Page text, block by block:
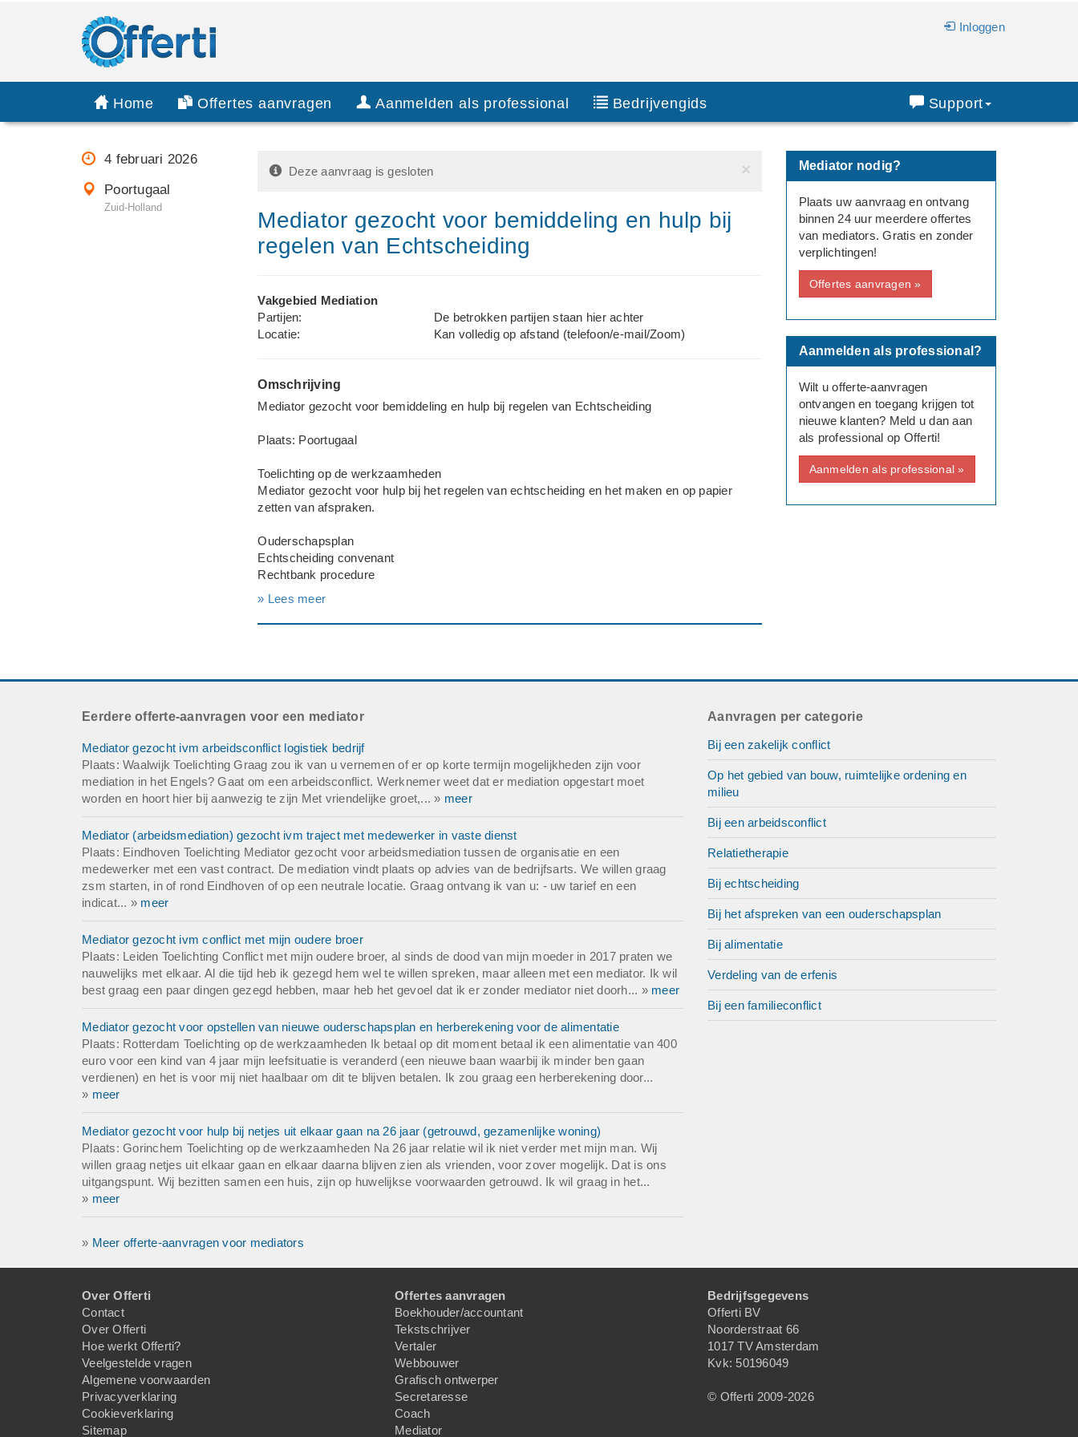
Inloggen
Home Offertes aanvragen Aanmelden als professional Bedrijvengids Support
4 februari 2026
Poortugaal
Zuid-Holland
×
Deze aanvraag is gesloten
Mediator gezocht voor bemiddeling en hulp bij
regelen van Echtscheiding
Vakgebied Mediation
Partijen:
De betrokken partijen staan hier achter
Locatie:
Kan volledig op afstand (telefoon/e-mail/Zoom)
Omschrijving
Mediator gezocht voor bemiddeling en hulp bij regelen van Echtscheiding
Plaats: Poortugaal
Toelichting op de werkzaamheden
Mediator gezocht voor hulp bij het regelen van echtscheiding en het maken en op papier
zetten van afspraken.
Ouderschapsplan
Echtscheiding convenant
Rechtbank procedure
---
» Lees meer
Mediator nodig?
Plaats uw aanvraag en ontvang
binnen 24 uur meerdere offertes
van mediators. Gratis en zonder
verplichtingen!
Offertes aanvragen »
Aanmelden als professional?
Wilt u offerte-aanvragen
ontvangen en toegang krijgen tot
nieuwe klanten? Meld u dan aan
als professional op Offerti!
Aanmelden als professional »
Eerdere offerte-aanvragen voor een mediator
Mediator gezocht ivm arbeidsconflict logistiek bedrijf
Plaats: Waalwijk Toelichting Graag zou ik van u vernemen of er op korte termijn mogelijkheden zijn voor
mediation in het Engels? Gaat om een arbeidsconflict. Werknemer weet dat er mediation opgestart moet
worden en hoort hier bij aanwezig te zijn Met vriendelijke groet,... » meer
Mediator (arbeidsmediation) gezocht ivm traject met medewerker in vaste dienst
Plaats: Eindhoven Toelichting Mediator gezocht voor arbeidsmediation tussen de organisatie en een
medewerker met een vast contract. De mediation vindt plaats op advies van de bedrijfsarts. We willen graag
zsm starten, in of rond Eindhoven of op een neutrale locatie. Graag ontvang ik van u: - uw tarief en een
indicat... » meer
Mediator gezocht ivm conflict met mijn oudere broer
Plaats: Leiden Toelichting Conflict met mijn oudere broer, al sinds de dood van mijn moeder in 2017 praten we
nauwelijks met elkaar. Al die tijd heb ik gezegd hem wel te willen spreken, maar alleen met een mediator. Ik wil
best graag een paar dingen gezegd hebben, maar heb het gevoel dat ik er zonder mediator niet doorh... » meer
Mediator gezocht voor opstellen van nieuwe ouderschapsplan en herberekening voor de alimentatie
Plaats: Rotterdam Toelichting op de werkzaamheden Ik betaal op dit moment betaal ik een alimentatie van 400
euro voor een kind van 4 jaar mijn leefsituatie is veranderd (een nieuwe baan waarbij ik minder ben gaan
verdienen) en het is voor mij niet haalbaar om dit te blijven betalen. Ik zou graag een herberekening door...
» meer
Mediator gezocht voor hulp bij netjes uit elkaar gaan na 26 jaar (getrouwd, gezamenlijke woning)
Plaats: Gorinchem Toelichting op de werkzaamheden Na 26 jaar relatie wil ik niet verder met mijn man. Wij
willen graag netjes uit elkaar gaan en elkaar daarna blijven zien als vrienden, voor zover mogelijk. Dat is ons
uitgangspunt. Wij bezitten samen een huis, zijn op huwelijkse voorwaarden getrouwd. Ik wil graag in het...
» meer
» Meer offerte-aanvragen voor mediators
Aanvragen per categorie
Bij een zakelijk conflict
Op het gebied van bouw, ruimtelijke ordening en
milieu
Bij een arbeidsconflict
Relatietherapie
Bij echtscheiding
Bij het afspreken van een ouderschapsplan
Bij alimentatie
Verdeling van de erfenis
Bij een familieconflict
Over Offerti
Contact
Over Offerti
Hoe werkt Offerti?
Veelgestelde vragen
Algemene voorwaarden
Privacyverklaring
Cookieverklaring
Sitemap
Offertes aanvragen
Boekhouder/accountant
Tekstschrijver
Vertaler
Webbouwer
Grafisch ontwerper
Secretaresse
Coach
Mediator
Bedrijfsgegevens
Offerti BV
Noorderstraat 66
1017 TV Amsterdam
Kvk: 50196049
© Offerti 2009-2026